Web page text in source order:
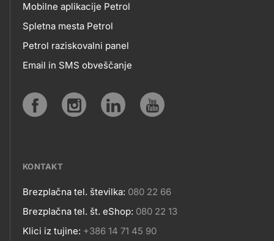
MOBILNE
APLIKACIJE
SPLETNA
Mobilne aplikacije Petrol
Spletna mesta Petrol
Petrol raziskovalni panel
Email in SMS obveščanje
KONTAKT
Kontakt
Brezplačna tel. številka: 080 22 66
Brezplačna tel. št. eShop: 080 22 13
Klici iz tujine: +386 14 71 45 90